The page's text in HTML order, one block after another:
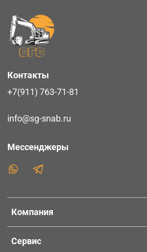
Компания
Сервис
Контакты
+7(911) 763-71-81
info@sg-snab.ru
Мессенджеры